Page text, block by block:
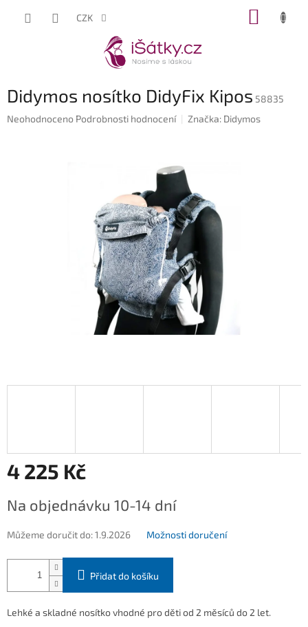
CZK
Didymos nosítko DidyFix Kipos 58835
Průměrné
Neohodnoceno Podrobnosti hodnocení Značka: Didymos
4 225 Kč
cena:
Na objednávku 10-14 dní
Můžeme doručit do:1.9.2026 Možnosti doručení
Přidat do košíku
Lehké a skladné nosítko vhodné pro děti od 2 měsíců do 2 let.